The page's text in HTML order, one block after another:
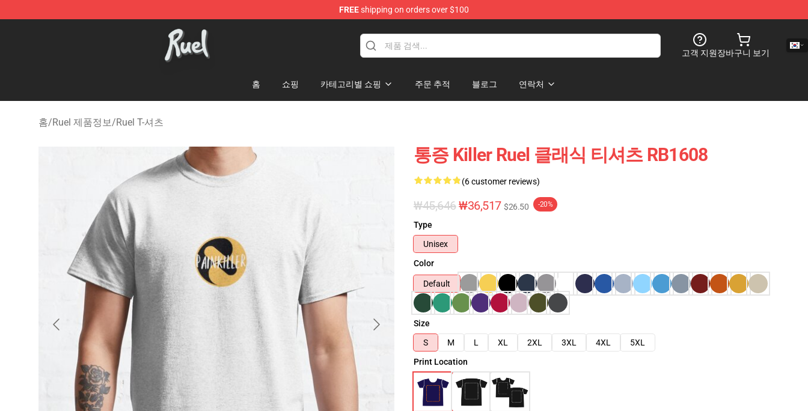
FREEshipping on orders over $100
Ruel Store - Official Ruel Merchandise Shop
고객 지원장바구니 보기
홈 쇼핑 카테고리별 쇼핑 주문 추적 블로그 연락처
홈/Ruel 제품정보/Ruel T-셔츠
통증 Killer Ruel 클래식 티셔츠 RB1608
(6 customer reviews)
₩45,646₩36,517 $26.50 -20%
Type
Unisex
Color
Default
Size
S
M L XL 2XL 3XL 4XL
5XL
Print Location